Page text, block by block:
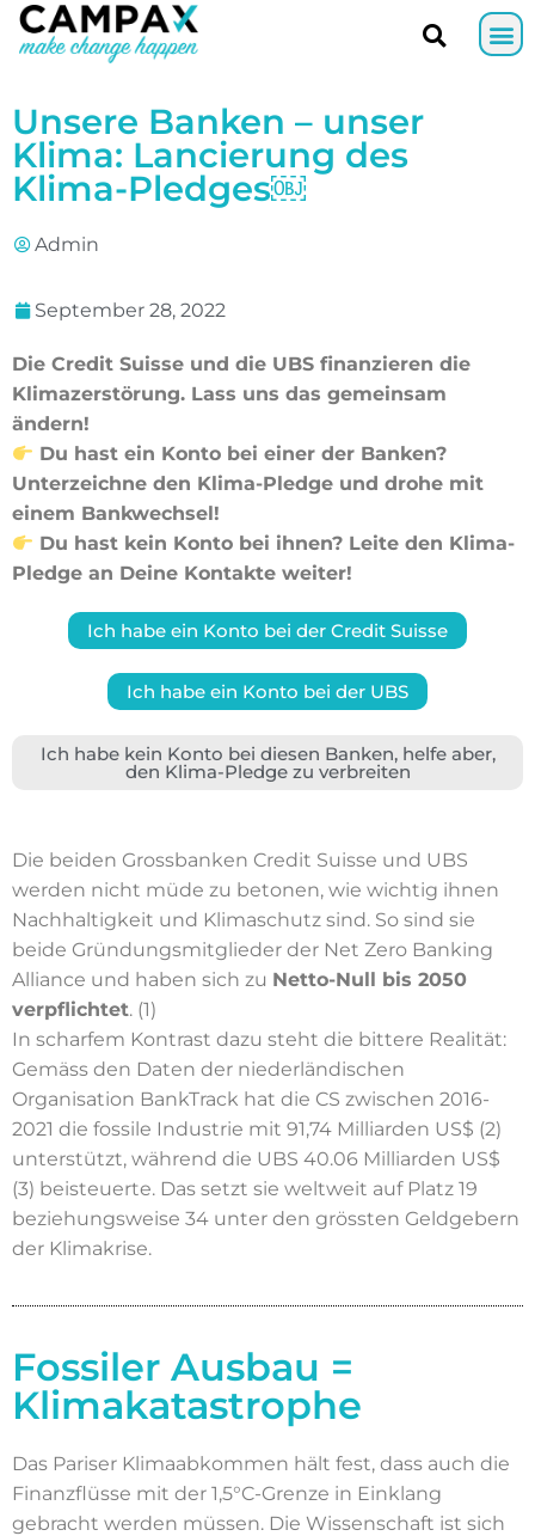
Unsere Banken – unser
Klima: Lancierung des
Klima-Pledges￼
Admin
September 28, 2022
Die Credit Suisse und die UBS finanzieren die
Klimazerstörung. Lass uns das gemeinsam
ändern!
Du hast ein Konto bei einer der Banken?
Unterzeichne den Klima-Pledge und drohe mit
einem Bankwechsel!
Du hast kein Konto bei ihnen? Leite den Klima-
Pledge an Deine Kontakte weiter!
Ich habe ein Konto bei der Credit Suisse
Ich habe ein Konto bei der UBS
Ich habe kein Konto bei diesen Banken, helfe aber,
den Klima-Pledge zu verbreiten
Die beiden Grossbanken Credit Suisse und UBS
werden nicht müde zu betonen, wie wichtig ihnen
Nachhaltigkeit und Klimaschutz sind. So sind sie
beide Gründungsmitglieder der Net Zero Banking
Alliance und haben sich zu Netto-Null bis 2050
verpflichtet. (1)
In scharfem Kontrast dazu steht die bittere Realität:
Gemäss den Daten der niederländischen
Organisation BankTrack hat die CS zwischen 2016-
2021 die fossile Industrie mit 91,74 Milliarden US$ (2)
unterstützt, während die UBS 40.06 Milliarden US$
(3) beisteuerte. Das setzt sie weltweit auf Platz 19
beziehungsweise 34 unter den grössten Geldgebern
der Klimakrise.
Fossiler Ausbau =
Klimakatastrophe
Das Pariser Klimaabkommen hält fest, dass auch die
Finanzflüsse mit der 1,5°C-Grenze in Einklang
gebracht werden müssen. Die Wissenschaft ist sich